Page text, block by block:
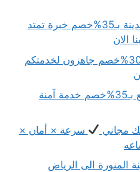
افضل شركة نقل اثاث بالمدينة بـ35%خصم خبرة تمتد
الان
دينات نقل عفش الدمام بـ30%خصم جاهزون لخدمتكم
نقل عفش من مكة الى ينبع بـ35%خصم خدمة آمنة
مجاني
سرعة × أمان ×
الى الرياض